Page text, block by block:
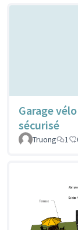
Garage vélo
sécurisé
Truong
1